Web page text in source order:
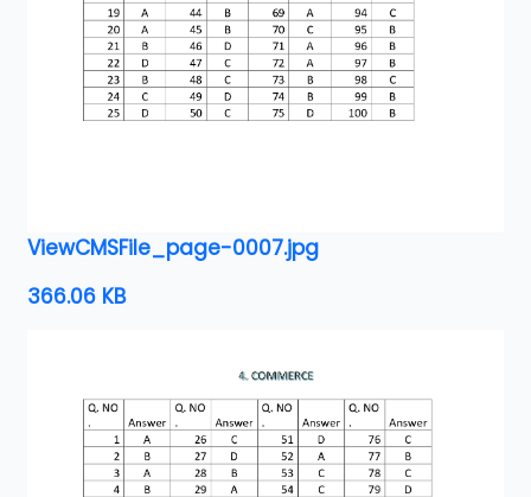
ViewCMSFile_page-0007.jpg
366.06 KB